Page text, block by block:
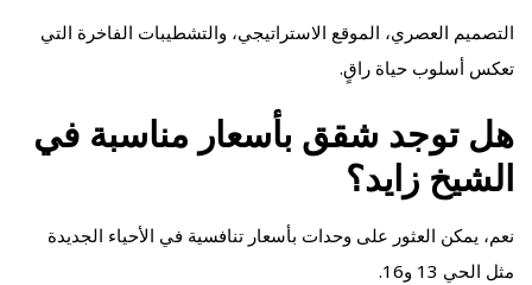
التصميم العصري، الموقع الاستراتيجي، والتشطيبات الفاخرة التي
تعكس أسلوب حياة راقٍ.
هل توجد شقق بأسعار مناسبة في
الشيخ زايد؟
نعم، يمكن العثور على وحدات بأسعار تنافسية في الأحياء الجديدة
مثل الحي 13 و16.